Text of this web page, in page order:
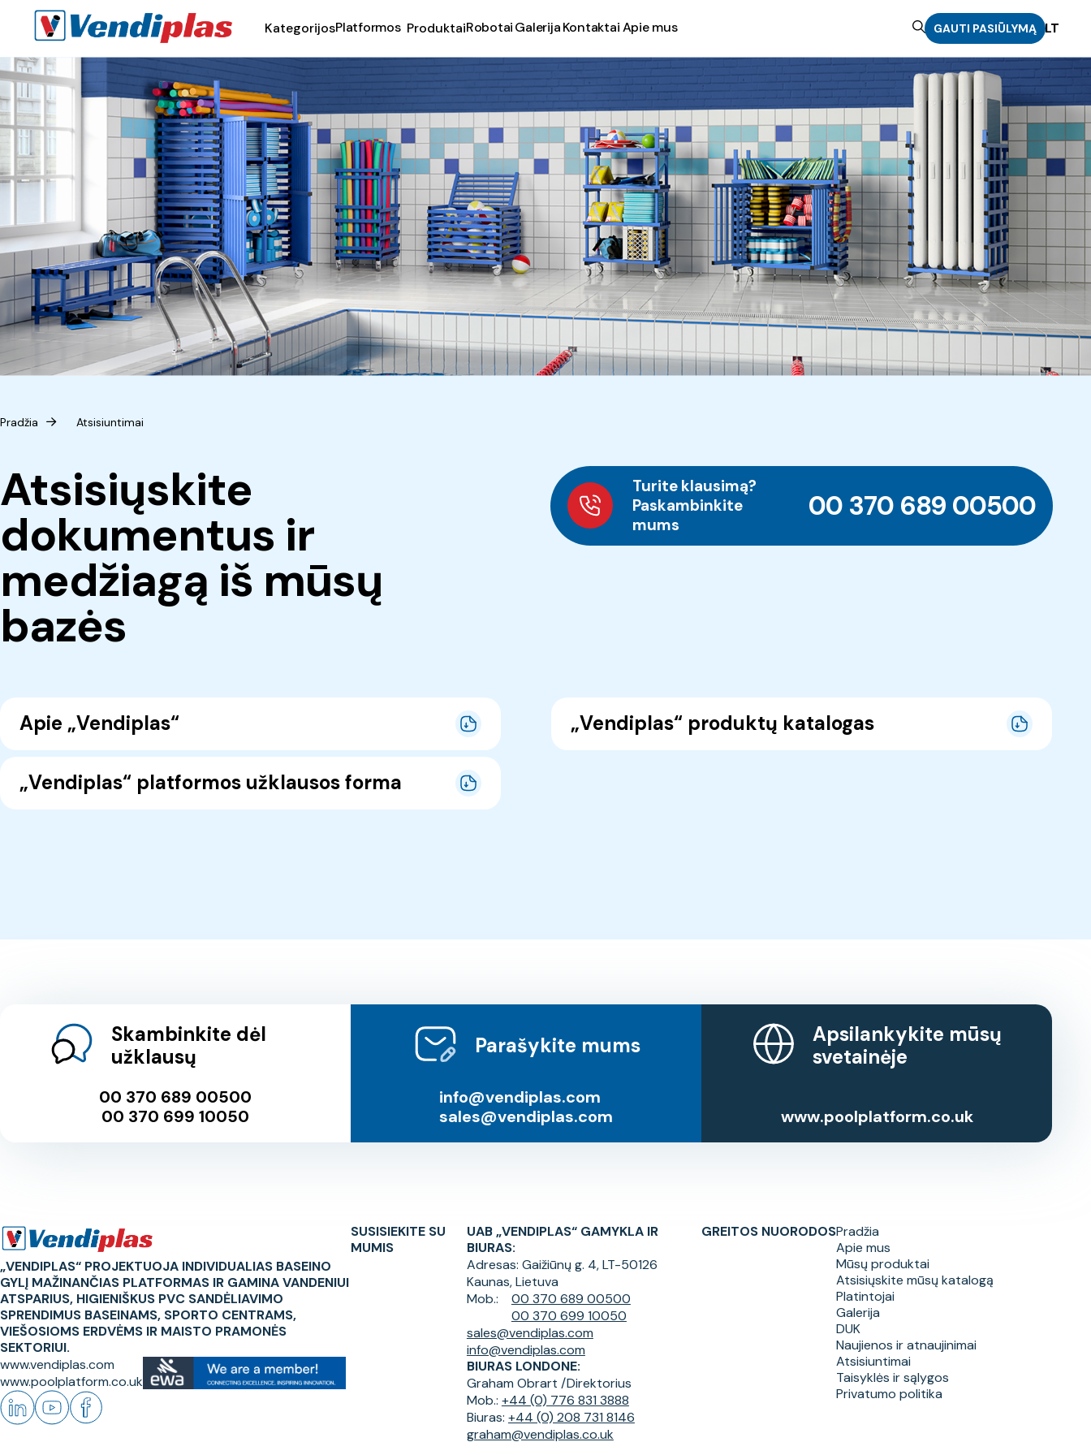
KategorijosPlatformos ProduktaiRobotaiGalerijaKontaktaiApie mus GAUTI PASIŪLYMĄ LT
Pradžia Atsisiuntimai
Atsisiųskite
dokumentus ir
medžiagą iš mūsų
bazės
Turite klausimą?
Paskambinkite
mums
00 370 689 00500
Apie „Vendiplas“
„Vendiplas“ platformos užklausos forma
„Vendiplas“ produktų katalogas
Skambinkite dėl
užklausų
00 370 689 00500
00 370 699 10050
Parašykite mums
info@vendiplas.com
sales@vendiplas.com
Apsilankykite mūsų
svetainėje
www.poolplatform.co.uk
„VENDIPLAS“ PROJEKTUOJA INDIVIDUALIAS BASEINO
GYLĮ MAŽINANČIAS PLATFORMAS IR GAMINA VANDENIUI
ATSPARIUS, HIGIENIŠKUS PVC SANDĖLIAVIMO
SPRENDIMUS BASEINAMS, SPORTO CENTRAMS,
VIEŠOSIOMS ERDVĖMS IR MAISTO PRAMONĖS
SEKTORIUI.
www.vendiplas.com
www.poolplatform.co.uk
SUSISIEKITE SU
MUMIS
UAB „VENDIPLAS“ GAMYKLA IR
BIURAS:
Adresas: Gaižiūnų g. 4, LT-50126
Kaunas, Lietuva
Mob.:
00 370 689 00500
00 370 699 10050
sales@vendiplas.com
info@vendiplas.com
BIURAS LONDONE:
Graham Obrart /Direktorius
Mob.: +44 (0) 776 831 3888
Biuras: +44 (0) 208 731 8146
graham@vendiplas.co.uk
GREITOS NUORODOSPradžia
Apie mus
Mūsų produktai
Atsisiųskite mūsų katalogą
Platintojai
Galerija
DUK
Naujienos ir atnaujinimai
Atsisiuntimai
Taisyklės ir sąlygos
Privatumo politika